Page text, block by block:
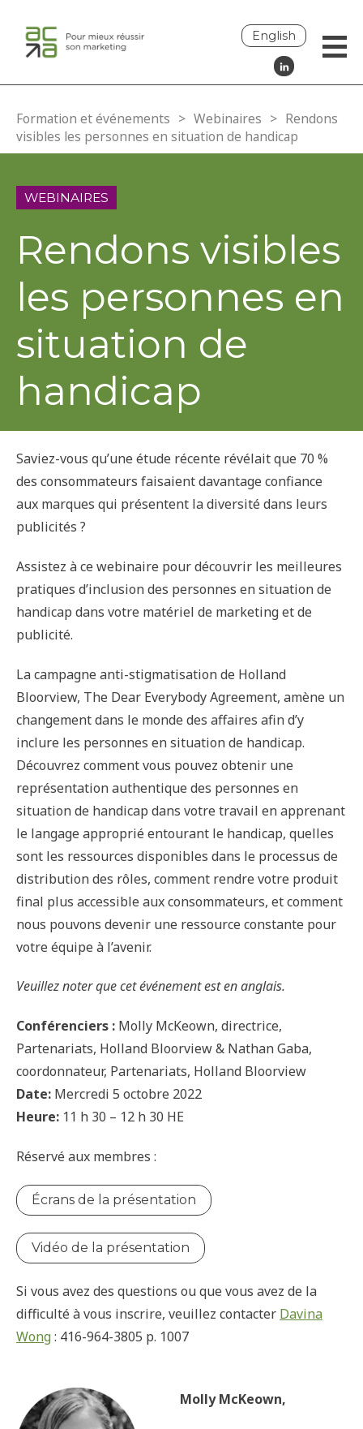
English
Formation et événements > Webinaires > Rendons
visibles les personnes en situation de handicap
WEBINAIRES
Rendons visibles
les personnes en
situation de
handicap
Saviez-vous qu’une étude récente révélait que 70 %
des consommateurs faisaient davantage confiance
aux marques qui présentent la diversité dans leurs
publicités ?
Assistez à ce webinaire pour découvrir les meilleures
pratiques d’inclusion des personnes en situation de
handicap dans votre matériel de marketing et de
publicité.
La campagne anti-stigmatisation de Holland
Bloorview, The Dear Everybody Agreement, amène un
changement dans le monde des affaires afin d’y
inclure les personnes en situation de handicap.
Découvrez comment vous pouvez obtenir une
représentation authentique des personnes en
situation de handicap dans votre travail en apprenant
le langage approprié entourant le handicap, quelles
sont les ressources disponibles dans le processus de
distribution des rôles, comment rendre votre produit
final plus accessible aux consommateurs, et comment
nous pouvons devenir une ressource constante pour
votre équipe à l’avenir.
Veuillez noter que cet événement est en anglais.
Conférenciers : Molly McKeown, directrice,
Partenariats, Holland Bloorview & Nathan Gaba,
coordonnateur, Partenariats, Holland Bloorview
Date: Mercredi 5 octobre 2022
Heure: 11 h 30 – 12 h 30 HE
Réservé aux membres :
Écrans de la présentation
Vidéo de la présentation
Si vous avez des questions ou que vous avez de la
difficulté à vous inscrire, veuillez contacter Davina
Wong: 416-964-3805 p. 1007
Molly McKeown,